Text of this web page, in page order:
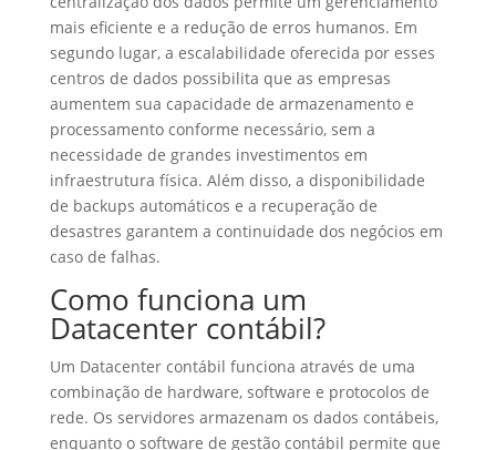
mais eficiente e a redução de erros humanos. Em
segundo lugar, a escalabilidade oferecida por esses
centros de dados possibilita que as empresas
aumentem sua capacidade de armazenamento e
processamento conforme necessário, sem a
necessidade de grandes investimentos em
infraestrutura física. Além disso, a disponibilidade
de backups automáticos e a recuperação de
desastres garantem a continuidade dos negócios em
caso de falhas.
Como funciona um
Datacenter contábil?
Um Datacenter contábil funciona através de uma
combinação de hardware, software e protocolos de
rede. Os servidores armazenam os dados contábeis,
enquanto o software de gestão contábil permite que